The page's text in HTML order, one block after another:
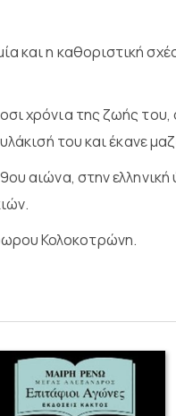
και η καθοριστική
χρόνια της ζωής
του και έκανε
αιώνα, στην
Κολοκοτρώνη.